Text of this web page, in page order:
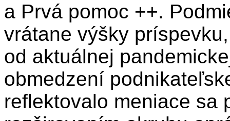
a Prvá pomoc ++.
vrátane výšky
od aktuálnej
obmedzení
reflektovalo meniace sa